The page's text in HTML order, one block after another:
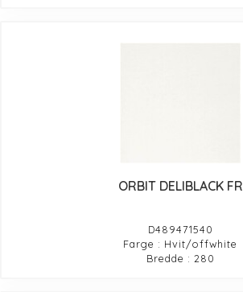
ORBIT DELIBLACK FR
D489471540
Farge : Hvit/offwhite
Bredde : 280